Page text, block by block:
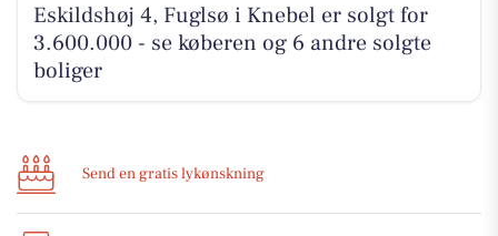
Eskildshøj 4, Fuglsø i Knebel er solgt for
3.600.000 - se køberen og 6 andre solgte
boliger
Send en gratis lykønskning